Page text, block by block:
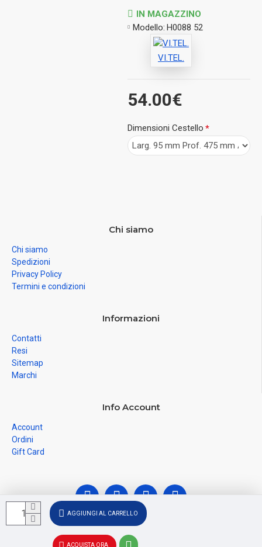
54.00€
IN MAGAZZINO
Modello: H0088 52
VI.TEL.
Dimensioni Cestello
AGGIUNGI AL CARRELLO
ACQUISTA ORA
Chi siamo
Chi siamo
Spedizioni
Privacy Policy
Termini e condizioni
Informazioni
Contatti
Resi
Sitemap
Marchi
Info Account
Account
Ordini
Gift Card
© Ferramenta Santoro Domenico 2026, C.F.